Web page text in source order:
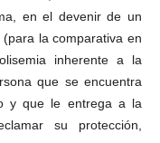
en el devenir de un
(para la comparativa en
inherente a la
que se encuentra
y que le entrega a la
su protección,